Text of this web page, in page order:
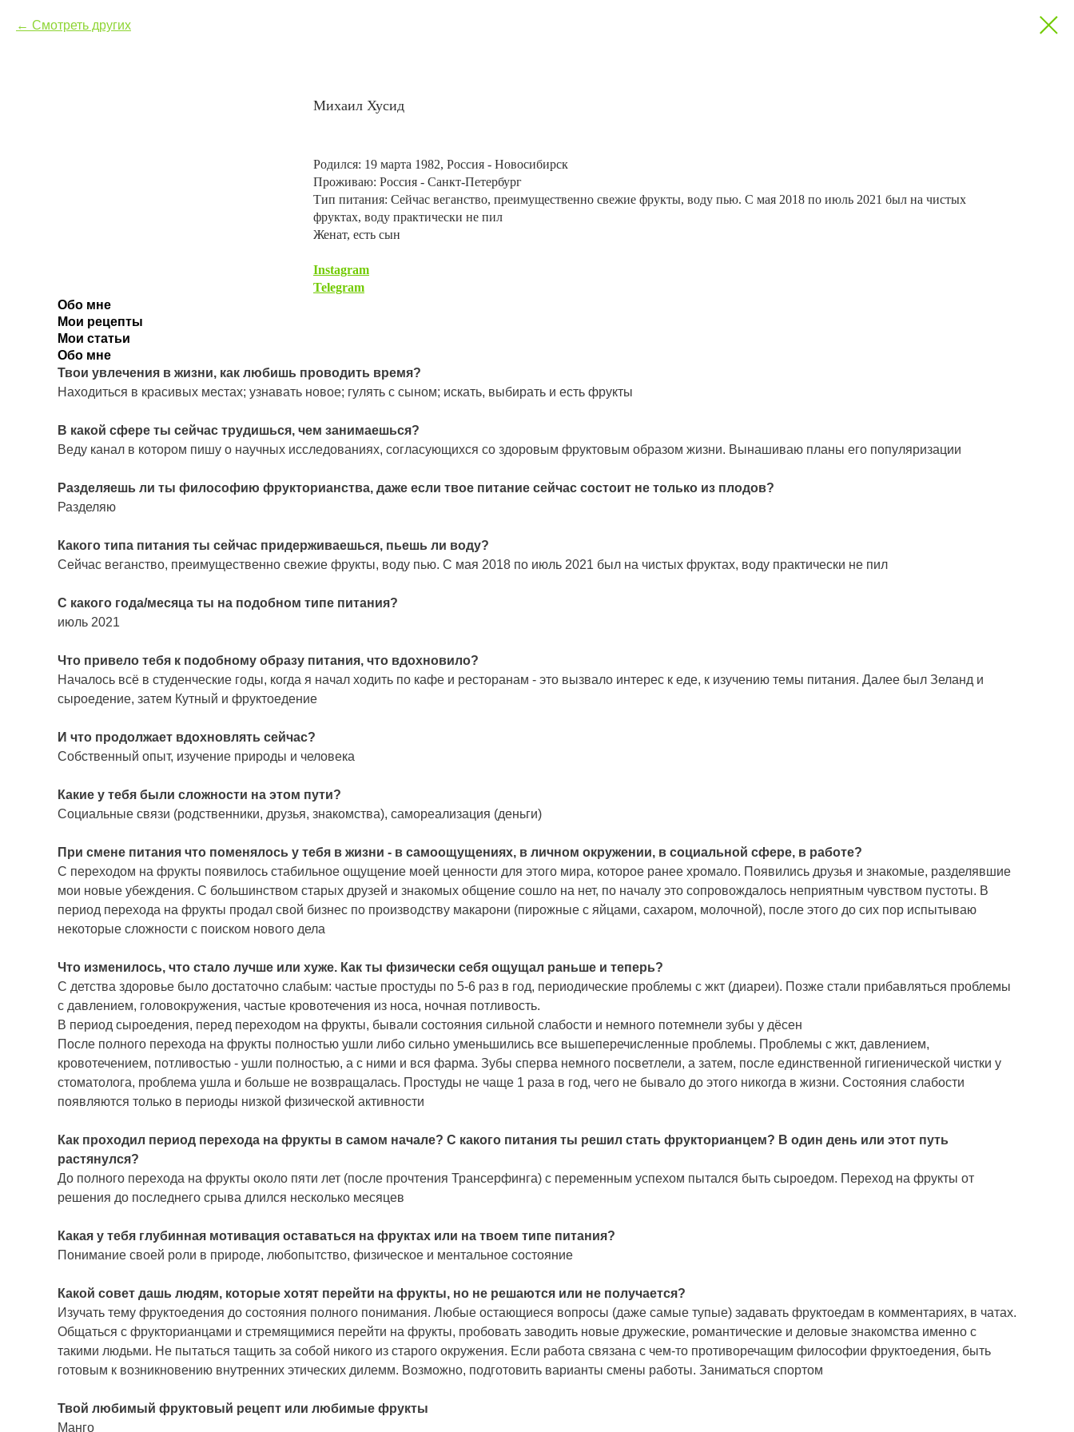
Смотреть других
Михаил Хусид
Родился: 19 марта 1982, Россия - Новосибирск
Проживаю: Россия - Санкт-Петербург
Тип питания: Сейчас веганство, преимущественно свежие фрукты, воду пью. С мая 2018 по июль 2021 был на чистых
фруктах, воду практически не пил
Женат, есть сын
Instagram
Telegram
Обо мне
Мои рецепты
Мои статьи
Обо мне
Твои увлечения в жизни, как любишь проводить время?
Находиться в красивых местах; узнавать новое; гулять с сыном; искать, выбирать и есть фрукты
В какой сфере ты сейчас трудишься, чем занимаешься?
Веду канал в котором пишу о научных исследованиях, согласующихся со здоровым фруктовым образом жизни. Вынашиваю планы его популяризации
Разделяешь ли ты философию фрукторианства, даже если твое питание сейчас состоит не только из плодов?
Разделяю
Какого типа питания ты сейчас придерживаешься, пьешь ли воду?
Сейчас веганство, преимущественно свежие фрукты, воду пью. С мая 2018 по июль 2021 был на чистых фруктах, воду практически не пил
С какого года/месяца ты на подобном типе питания?
июль 2021
Что привело тебя к подобному образу питания, что вдохновило?
Началось всё в студенческие годы, когда я начал ходить по кафе и ресторанам - это вызвало интерес к еде, к изучению темы питания. Далее был Зеланд и
сыроедение, затем Кутный и фруктоедение
И что продолжает вдохновлять сейчас?
Собственный опыт, изучение природы и человека
Какие у тебя были сложности на этом пути?
Социальные связи (родственники, друзья, знакомства), самореализация (деньги)
При смене питания что поменялось у тебя в жизни - в самоощущениях, в личном окружении, в социальной сфере, в работе?
С переходом на фрукты появилось стабильное ощущение моей ценности для этого мира, которое ранее хромало. Появились друзья и знакомые, разделявшие
мои новые убеждения. С большинством старых друзей и знакомых общение сошло на нет, по началу это сопровождалось неприятным чувством пустоты. В
период перехода на фрукты продал свой бизнес по производству макарони (пирожные с яйцами, сахаром, молочной), после этого до сих пор испытываю
некоторые сложности с поиском нового дела
Что изменилось, что стало лучше или хуже. Как ты физически себя ощущал раньше и теперь?
С детства здоровье было достаточно слабым: частые простуды по 5-6 раз в год, периодические проблемы с жкт (диареи). Позже стали прибавляться проблемы
с давлением, головокружения, частые кровотечения из носа, ночная потливость.
В период сыроедения, перед переходом на фрукты, бывали состояния сильной слабости и немного потемнели зубы у дёсен
После полного перехода на фрукты полностью ушли либо сильно уменьшились все вышеперечисленные проблемы. Проблемы с жкт, давлением,
кровотечением, потливостью - ушли полностью, а с ними и вся фарма. Зубы сперва немного посветлели, а затем, после единственной гигиенической чистки у
стоматолога, проблема ушла и больше не возвращалась. Простуды не чаще 1 раза в год, чего не бывало до этого никогда в жизни. Состояния слабости
появляются только в периоды низкой физической активности
Как проходил период перехода на фрукты в самом начале? С какого питания ты решил стать фрукторианцем? В один день или этот путь
растянулся?
До полного перехода на фрукты около пяти лет (после прочтения Трансерфинга) с переменным успехом пытался быть сыроедом. Переход на фрукты от
решения до последнего срыва длился несколько месяцев
Какая у тебя глубинная мотивация оставаться на фруктах или на твоем типе питания?
Понимание своей роли в природе, любопытство, физическое и ментальное состояние
Какой совет дашь людям, которые хотят перейти на фрукты, но не решаются или не получается?
Изучать тему фруктоедения до состояния полного понимания. Любые остающиеся вопросы (даже самые тупые) задавать фруктоедам в комментариях, в чатах.
Общаться с фрукторианцами и стремящимися перейти на фрукты, пробовать заводить новые дружеские, романтические и деловые знакомства именно с
такими людьми. Не пытаться тащить за собой никого из старого окружения. Если работа связана с чем-то противоречащим философии фруктоедения, быть
готовым к возникновению внутренних этических дилемм. Возможно, подготовить варианты смены работы. Заниматься спортом
Твой любимый фруктовый рецепт или любимые фрукты
Манго